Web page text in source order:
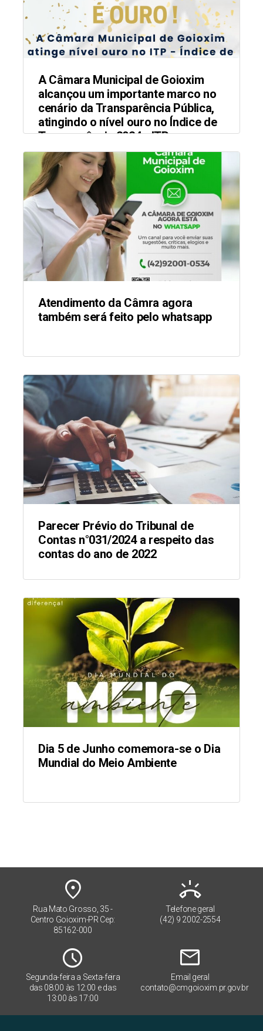
A Câmara Municipal de Goioxim
alcançou um importante marco no
cenário da Transparência Pública,
atingindo o nível ouro no Índice de
Transparência 2024 - ITP.
Atendimento da Câmra agora
também será feito pelo whatsapp
Parecer Prévio do Tribunal de
Contas n°031/2024 a respeito das
contas do ano de 2022
Dia 5 de Junho comemora-se o Dia
Mundial do Meio Ambiente
place
Rua Mato Grosso, 35 -
Centro Goioxim-PR Cep:
85162-000
ring_volume
Telefone geral
(42) 9 2002-2554
Schedule
Segunda-feira a Sexta-feira
das 08:00 às 12:00 e das
13:00 às 17:00
mail
Email geral
contato@cmgoioxim.pr.gov.br